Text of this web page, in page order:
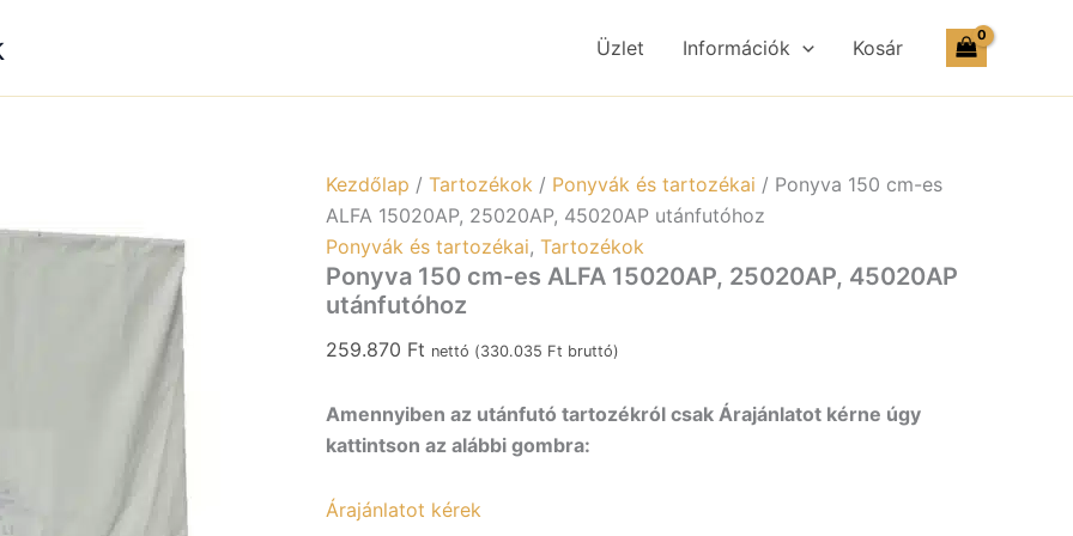
Üzlet Információk Kosár
Kezdőlap / Tartozékok / Ponyvák és tartozékai / Ponyva 150 cm-es
ALFA 15020AP, 25020AP, 45020AP utánfutóhoz
Ponyvák és tartozékai, Tartozékok
Ponyva 150 cm-es ALFA 15020AP, 25020AP, 45020AP
utánfutóhoz
259.870 Ft nettó (330.035 Ft bruttó)
Amennyiben az utánfutó tartozékról csak Árajánlatot kérne úgy
kattintson az alábbi gombra:
Árajánlatot kérek
45020AP